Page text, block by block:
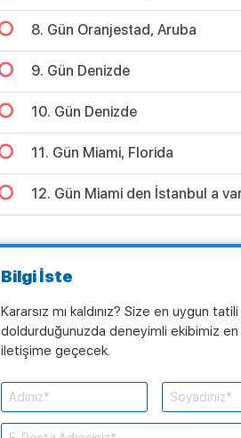
8. Gün Oranjestad, Aruba
9. Gün Denizde
10. Gün Denizde
11. Gün Miami, Florida
12. Gün Miami den İstanbul a
Bilgi İste
Kararsız mı kaldınız? Size en uygun
doldurduğunuzda deneyimli ekibimiz en
iletişime geçecek.